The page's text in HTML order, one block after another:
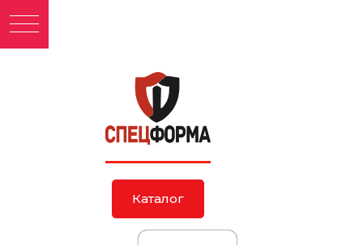
Каталог